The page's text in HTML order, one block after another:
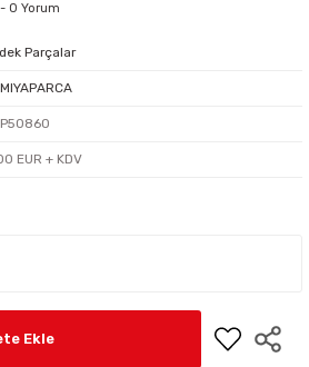
0 Yorum
Parçalar
EUR + KDV
Ekle